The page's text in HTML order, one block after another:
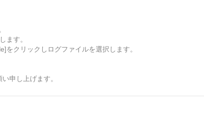
ます。
クリックしログファイルを選択します。
申し上げます。